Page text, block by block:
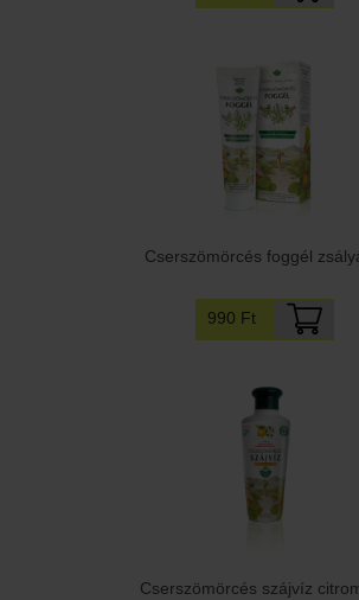
Cserszömörcés foggél
990 Ft
Cserszömörcés szájvíz